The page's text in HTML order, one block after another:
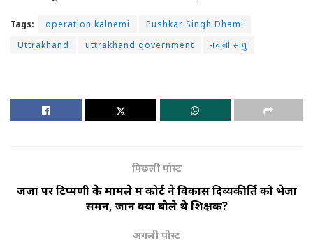
Tags: operation kalnemi
Pushkar Singh Dhami
Uttrakhand
uttrakhand government नकली साधु
पिछली पोस्ट
जजों पर टिप्पणी के मामले में कोर्ट ने विकास दिव्यकीर्ति को भेजा
समन, जानें क्या बोले थे शिक्षक?
अगली पोस्ट